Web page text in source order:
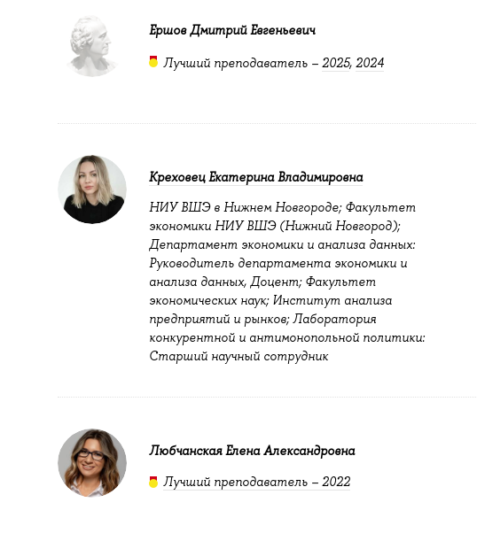
Ершов Дмитрий Евгеньевич
Лучший преподаватель –2025,2024
Креховец Екатерина Владимировна
НИУ ВШЭ в Нижнем Новгороде; Факультет
экономики НИУ ВШЭ (Нижний Новгород);
Департамент экономики и анализа данных:
Руководитель департамента экономики и
анализа данных, Доцент; Факультет
экономических наук; Институт анализа
предприятий и рынков; Лаборатория
конкурентной и антимонопольной политики:
Старший научный сотрудник
Любчанская Елена Александровна
Лучший преподаватель – 2022